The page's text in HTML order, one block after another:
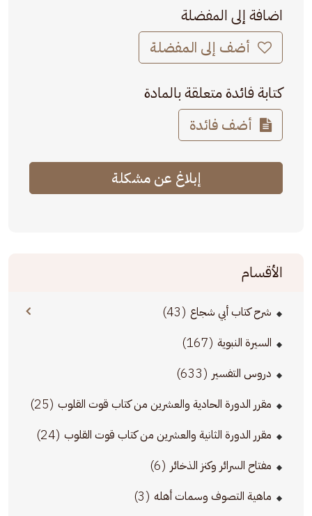
اضافة إلى المفضلة
أضف إلى المفضلة
كتابة فائدة متعلقة بالمادة
أضف فائدة
إبلاغ عن مشكلة
الأقسام
شرح كتاب أبي شجاع (43)
السيرة النبوية (167)
دروس التفسير (633)
مقرر الدورة الحادية والعشرين من كتاب قوت القلوب (25)
مقرر الدورة الثانية والعشرين من كتاب قوت القلوب (24)
مفتاح السرائر وكنز الذخائر (6)
ماهية التصوف وسمات أهله (3)